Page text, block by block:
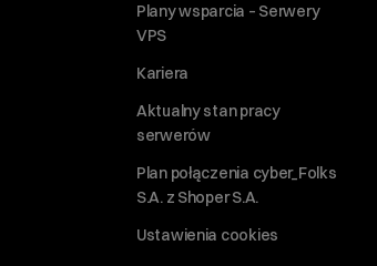
Plany wsparcia – Serwery
VPS
Kariera
Aktualny stan pracy
serwerów
Plan połączenia cyber_Folks
S.A. z Shoper S.A.
Ustawienia cookies